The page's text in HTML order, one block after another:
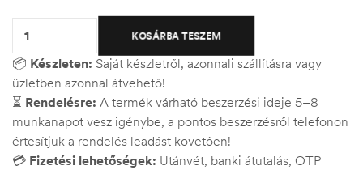
KOSÁRBA TESZEM
📦 Készleten: Saját készletről, azonnali szállításra vagy
üzletben azonnal átvehető!
⏳ Rendelésre: A termék várható beszerzési ideje 5–8
munkanapot vesz igénybe, a pontos beszerzésről telefonon
értesítjük a rendelés leadást követően!
💳 Fizetési lehetőségek: Utánvét, banki átutalás, OTP